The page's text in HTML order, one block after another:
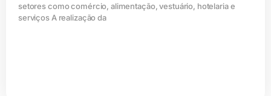
setores como comércio, alimentação, vestuário, hotelaria e
serviços A realização da